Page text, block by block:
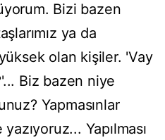
Bizi bazen
ya da
olan kişiler. 'Vay
Biz bazen niye
Yapmasınlar
Yapılması